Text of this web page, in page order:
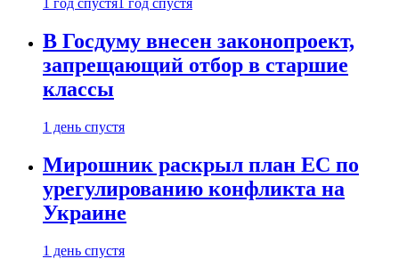
1 год спустя 1 год спустя
В Госдуму внесен законопроект,
запрещающий отбор в старшие
классы
1 день спустя
Мирошник раскрыл план ЕС по
урегулированию конфликта на
Украине
1 день спустя